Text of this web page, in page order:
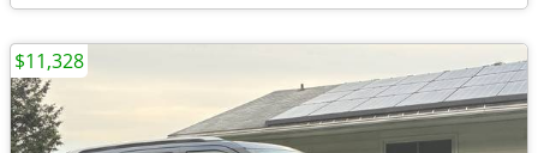
$11,328